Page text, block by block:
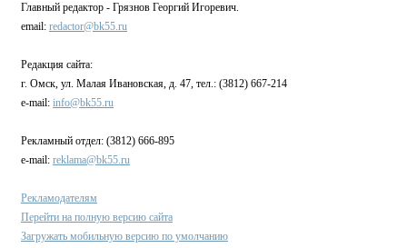
Главный редактор - Грязнов Георгий Игоревич.
email: redactor@bk55.ru
Редакция сайта:
г. Омск, ул. Малая Ивановская, д. 47, тел.: (3812) 667-214
e-mail: info@bk55.ru
Рекламный отдел: (3812) 666-895
e-mail: reklama@bk55.ru
Рекламодателям
Перейти на полную версию сайта
Загружать мобильную версию по умолчанию